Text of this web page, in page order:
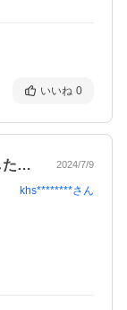
いいね 0
注文してから迅速に対応してくれました。… 2024/7/9
khs********さん